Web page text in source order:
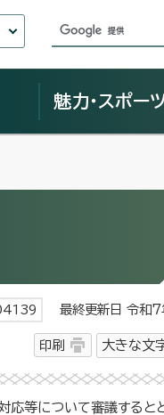
魅力・スポー
最終更新日 令和7
印刷 大きな文
応等について審議すると